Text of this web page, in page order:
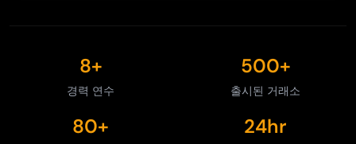
8+
경력 연수
500+
출시된 거래소
80+ 24hr